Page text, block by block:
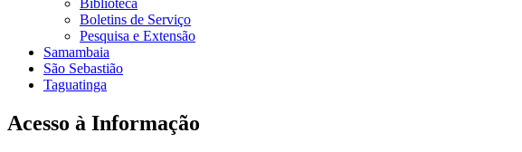
Boletins de Serviço
Pesquisa e Extensão
Samambaia
São Sebastião
Taguatinga
Acesso à Informação